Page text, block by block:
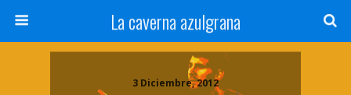
La caverna azulgrana
3 Diciembre, 2012